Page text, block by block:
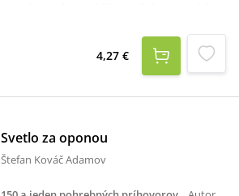
pekným zvykom spievanie pred pohrebom.
Piesne a modlitby nového Evanjelického
funebrála možno použiť aj pre tieto príležitosti
zborových priestoroch.
4,27 €
Svetlo za oponou
Štefan Kováč Adamov